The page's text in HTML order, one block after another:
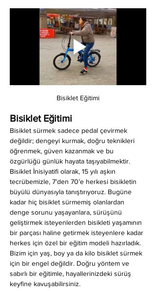
Bisiklet Eğitimi
Bisiklet Eğitimi
Bisiklet sürmek sadece pedal çevirmek
değildir; dengeyi kurmak, doğru teknikleri
öğrenmek, güven kazanmak ve bu
özgürlüğü günlük hayata taşıyabilmektir.
Bisiklet İnisiyatifi olarak, 15 yılı aşkın
tecrübemizle, 7’den 70’e herkesi bisikletin
büyülü dünyasıyla tanıştırıyoruz. Bugüne
kadar hiç bisiklet sürmemiş olanlardan
denge sorunu yaşayanlara, sürüşünü
geliştirmek isteyenlerden bisikleti yaşamının
bir parçası haline getirmek isteyenlere kadar
herkes için özel bir eğitim modeli hazırladık.
Bizim için yaş, boy ya da kilo bisiklet sürmek
için bir engel değildir. Doğru yöntem ve
sabırlı bir eğitimle, hayallerinizdeki sürüş
keyfine kavuşabilirsiniz.